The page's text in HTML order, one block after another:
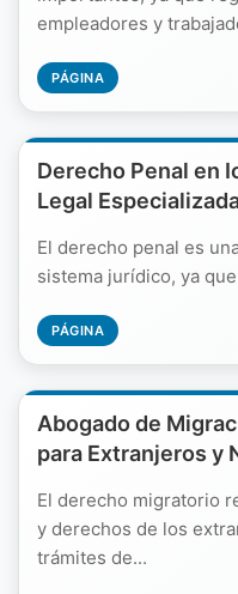
empleadores y
PÁGINA
Derecho Penal en
Legal
El derecho penal es
sistema jurídico, ya
PÁGINA
Abogado de
para Extranjeros y
El derecho migratorio
y derechos de los
trámites de...